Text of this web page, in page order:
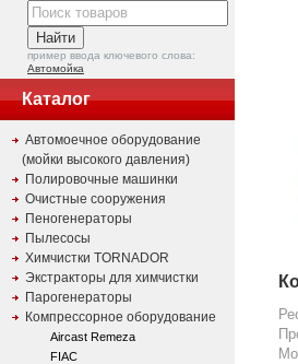
пример ввода ключевого слова:
Автомойка
Каталог
Автомоечное оборудование
(мойки высокого давления)
Полировочные машинки
Очистные сооружения
Пеногенераторы
Пылесосы
Химчистки TORNADOR
Экстракторы для химчистки
Парогенераторы
Компрессорное оборудование
Aircast Remeza
FIAC